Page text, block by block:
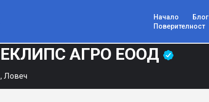
Начало Блог
Поверителност
ЕКЛИПС АГРО ЕООД
, Ловеч